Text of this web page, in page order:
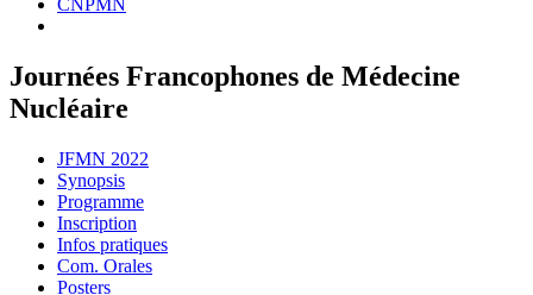
CNPMN
Journées Francophones de Médecine
Nucléaire
JFMN 2022
Synopsis
Programme
Inscription
Infos pratiques
Com. Orales
Posters